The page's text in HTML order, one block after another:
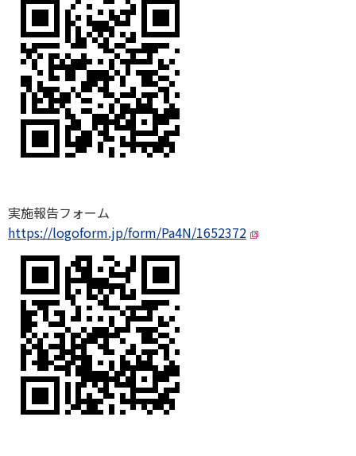
実施報告フォーム
https://logoform.jp/form/Pa4N/1652372